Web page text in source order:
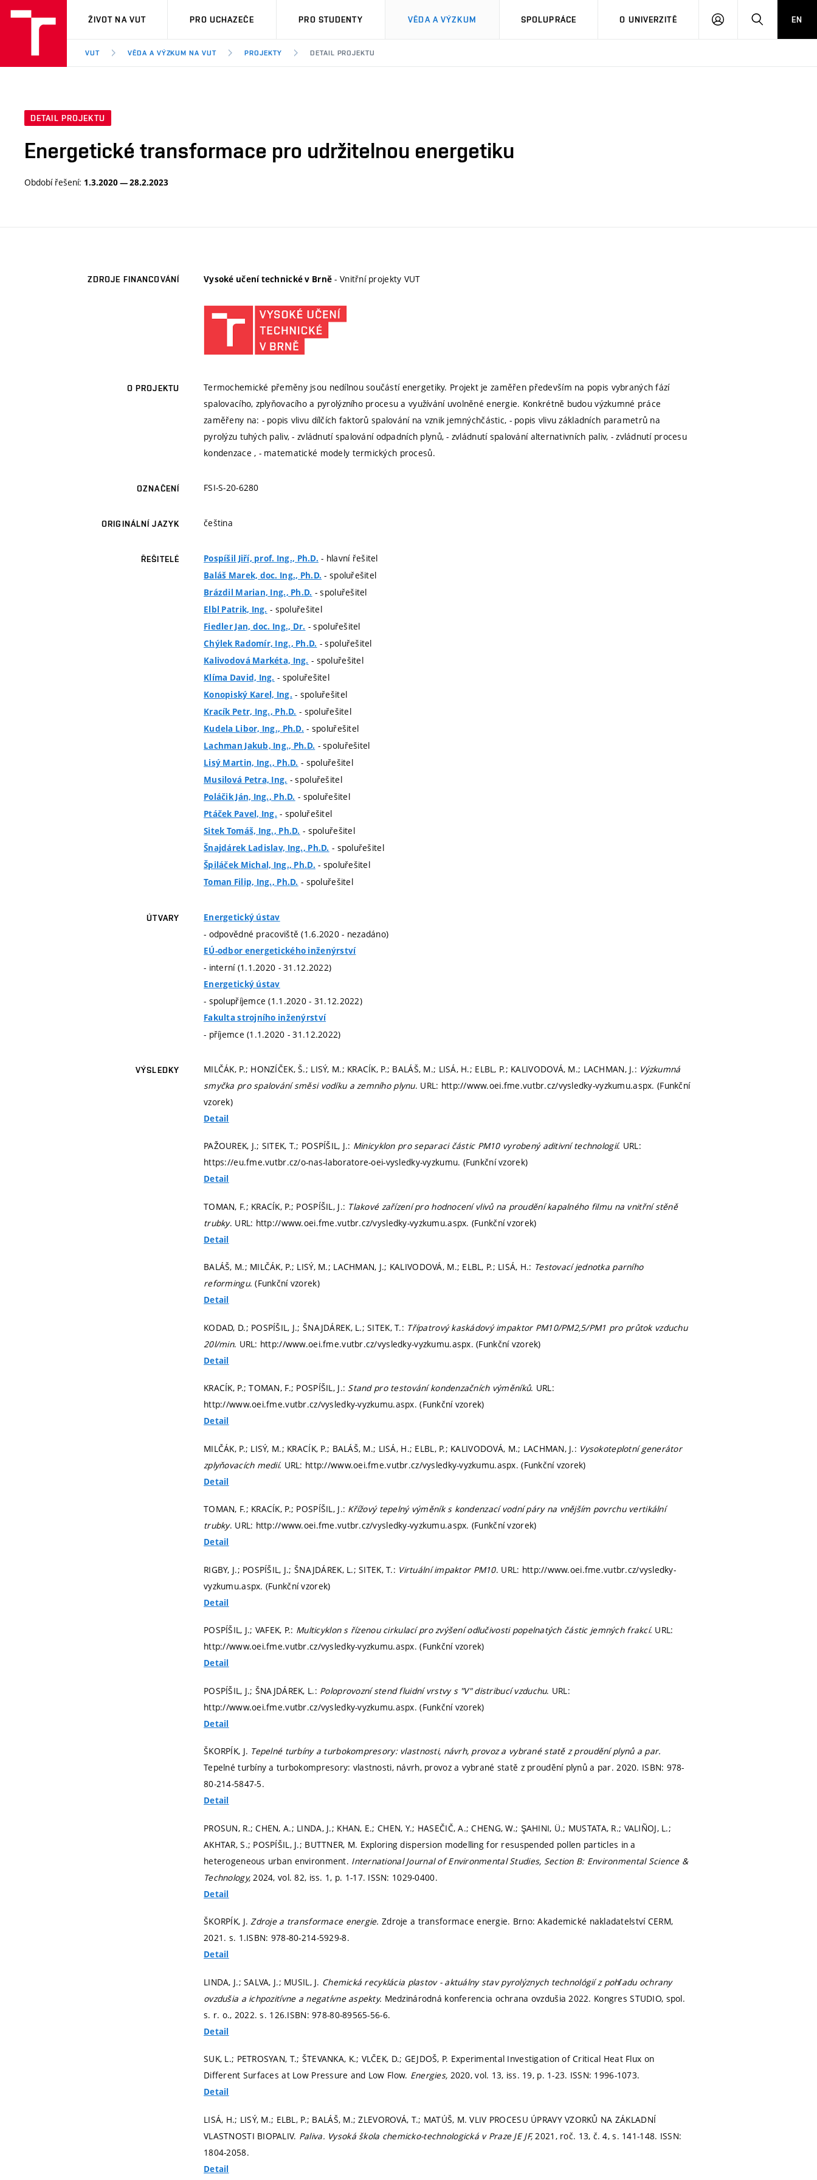
VUT
ŽIVOT NA VUT PRO UCHAZEČE PRO STUDENTY VĚDA A VÝZKUM SPOLUPRÁCE O UNIVERZITĚ
PŘIHLÁSIT HLEDATEN
VUT VĚDA A VÝZKUM NA VUT PROJEKTY DETAIL PROJEKTU
DETAIL PROJEKTU
Energetické transformace pro udržitelnou energetiku
Období řešení: 1.3.2020 — 28.2.2023
ZDROJE FINANCOVÁNÍ Vysoké učení technické v Brně - Vnitřní projekty VUT
O PROJEKTU
Termochemické přeměny jsou nedílnou součástí energetiky. Projekt je zaměřen především na popis vybraných fází
spalovacího, zplyňovacího a pyrolýzního procesu a využívání uvolněné energie. Konkrétně budou výzkumné práce
zaměřeny na: - popis vlivu dílčích faktorů spalování na vznik jemnýchčástic, - popis vlivu základních parametrů na
pyrolýzu tuhých paliv, - zvládnutí spalování odpadních plynů, - zvládnutí spalování alternativních paliv, - zvládnutí procesu
kondenzace , - matematické modely termických procesů.
OZNAČENÍ FSI-S-20-6280
ORIGINÁLNÍ JAZYK čeština
ŘEŠITELÉ Pospíšil Jiří, prof. Ing., Ph.D. - hlavní řešitel
Baláš Marek, doc. Ing., Ph.D. - spoluřešitel
Brázdil Marian, Ing., Ph.D. - spoluřešitel
Elbl Patrik, Ing. - spoluřešitel
Fiedler Jan, doc. Ing., Dr. - spoluřešitel
Chýlek Radomír, Ing., Ph.D. - spoluřešitel
Kalivodová Markéta, Ing. - spoluřešitel
Klíma David, Ing. - spoluřešitel
Konopiský Karel, Ing. - spoluřešitel
Kracík Petr, Ing., Ph.D. - spoluřešitel
Kudela Libor, Ing., Ph.D. - spoluřešitel
Lachman Jakub, Ing., Ph.D. - spoluřešitel
Lisý Martin, Ing., Ph.D. - spoluřešitel
Musilová Petra, Ing. - spoluřešitel
Poláčik Ján, Ing., Ph.D. - spoluřešitel
Ptáček Pavel, Ing. - spoluřešitel
Sitek Tomáš, Ing., Ph.D. - spoluřešitel
Šnajdárek Ladislav, Ing., Ph.D. - spoluřešitel
Špiláček Michal, Ing., Ph.D. - spoluřešitel
Toman Filip, Ing., Ph.D. - spoluřešitel
ÚTVARY Energetický ústav
- odpovědné pracoviště (1.6.2020 - nezadáno)
EÚ-odbor energetického inženýrství
- interní (1.1.2020 - 31.12.2022)
Energetický ústav
- spolupříjemce (1.1.2020 - 31.12.2022)
Fakulta strojního inženýrství
- příjemce (1.1.2020 - 31.12.2022)
VÝSLEDKY MILČÁK, P.; HONZÍČEK, Š.; LISÝ, M.; KRACÍK, P.; BALÁŠ, M.; LISÁ, H.; ELBL, P.; KALIVODOVÁ, M.; LACHMAN, J.: Výzkumná
smyčka pro spalování směsi vodíku a zemního plynu. URL: http://www.oei.fme.vutbr.cz/vysledky-vyzkumu.aspx. (Funkční
vzorek)
Detail
PAŽOUREK, J.; SITEK, T.; POSPÍŠIL, J.: Minicyklon pro separaci částic PM10 vyrobený aditivní technologií. URL:
https://eu.fme.vutbr.cz/o-nas-laboratore-oei-vysledky-vyzkumu. (Funkční vzorek)
Detail
TOMAN, F.; KRACÍK, P.; POSPÍŠIL, J.: Tlakové zařízení pro hodnocení vlivů na proudění kapalného filmu na vnitřní stěně
trubky. URL: http://www.oei.fme.vutbr.cz/vysledky-vyzkumu.aspx. (Funkční vzorek)
Detail
BALÁŠ, M.; MILČÁK, P.; LISÝ, M.; LACHMAN, J.; KALIVODOVÁ, M.; ELBL, P.; LISÁ, H.: Testovací jednotka parního
reformingu. (Funkční vzorek)
Detail
KODAD, D.; POSPÍŠIL, J.; ŠNAJDÁREK, L.; SITEK, T.: Třípatrový kaskádový impaktor PM10/PM2,5/PM1 pro průtok vzduchu
20l/min. URL: http://www.oei.fme.vutbr.cz/vysledky-vyzkumu.aspx. (Funkční vzorek)
Detail
KRACÍK, P.; TOMAN, F.; POSPÍŠIL, J.: Stand pro testování kondenzačních výměníků. URL:
http://www.oei.fme.vutbr.cz/vysledky-vyzkumu.aspx. (Funkční vzorek)
Detail
MILČÁK, P.; LISÝ, M.; KRACÍK, P.; BALÁŠ, M.; LISÁ, H.; ELBL, P.; KALIVODOVÁ, M.; LACHMAN, J.: Vysokoteplotní generátor
zplyňovacích medií. URL: http://www.oei.fme.vutbr.cz/vysledky-vyzkumu.aspx. (Funkční vzorek)
Detail
TOMAN, F.; KRACÍK, P.; POSPÍŠIL, J.: Křížový tepelný výměník s kondenzací vodní páry na vnějším povrchu vertikální
trubky. URL: http://www.oei.fme.vutbr.cz/vysledky-vyzkumu.aspx. (Funkční vzorek)
Detail
RIGBY, J.; POSPÍŠIL, J.; ŠNAJDÁREK, L.; SITEK, T.: Virtuální impaktor PM10. URL: http://www.oei.fme.vutbr.cz/vysledky-
vyzkumu.aspx. (Funkční vzorek)
Detail
POSPÍŠIL, J.; VAFEK, P.: Multicyklon s řízenou cirkulací pro zvýšení odlučivosti popelnatých částic jemných frakcí. URL:
http://www.oei.fme.vutbr.cz/vysledky-vyzkumu.aspx. (Funkční vzorek)
Detail
POSPÍŠIL, J.; ŠNAJDÁREK, L.: Poloprovozní stend fluidní vrstvy s "V" distribucí vzduchu. URL:
http://www.oei.fme.vutbr.cz/vysledky-vyzkumu.aspx. (Funkční vzorek)
Detail
ŠKORPÍK, J. Tepelné turbíny a turbokompresory: vlastnosti, návrh, provoz a vybrané statě z proudění plynů a par.
Tepelné turbíny a turbokompresory: vlastnosti, návrh, provoz a vybrané statě z proudění plynů a par. 2020. ISBN: 978-
80-214-5847-5.
Detail
PROSUN, R.; CHEN, A.; LINDA, J.; KHAN, E.; CHEN, Y.; HASEČIČ, A.; CHENG, W.; ŞAHINI, Ü.; MUSTATA, R.; VALIÑOJ, L.;
AKHTAR, S.; POSPÍŠIL, J.; BUTTNER, M. Exploring dispersion modelling for resuspended pollen particles in a
heterogeneous urban environment. International Journal of Environmental Studies, Section B: Environmental Science &
Technology, 2024, vol. 82, iss. 1, p. 1-17. ISSN: 1029-0400.
Detail
ŠKORPÍK, J.Zdroje a transformace energie.Zdroje a transformace energie. Brno: Akademické nakladatelství CERM,
2021. s. 1.ISBN: 978-80-214-5929-8.
Detail
LINDA, J.; SALVA, J.; MUSIL, J. Chemická recyklácia plastov - aktuálny stav pyrolýznych technológií z pohľadu ochrany
ovzdušia a ichpozitívne a negatívne aspekty. Medzinárodná konferencia ochrana ovzdušia 2022. Kongres STUDIO, spol.
s. r. o., 2022.s. 126.ISBN: 978-80-89565-56-6.
Detail
SUK, L.; PETROSYAN, T.; ŠTEVANKA, K.; VLČEK, D.; GEJDOŠ, P. Experimental Investigation of Critical Heat Flux on
Different Surfaces at Low Pressure and Low Flow. Energies, 2020, vol. 13, iss. 19, p. 1-23. ISSN: 1996-1073.
Detail
LISÁ, H.; LISÝ, M.; ELBL, P.; BALÁŠ, M.; ZLEVOROVÁ, T.; MATÚŠ, M. VLIV PROCESU ÚPRAVY VZORKŮ NA ZÁKLADNÍ
VLASTNOSTI BIOPALIV. Paliva. Vysoká škola chemicko-technologická v Praze JE JF, 2021, roč. 13, č. 4,s. 141-148. ISSN:
1804-2058.
Detail